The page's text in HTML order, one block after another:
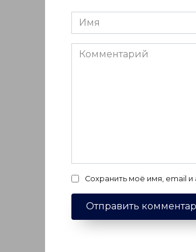
Имя
*
Комментарий
Сохранить моё имя, email